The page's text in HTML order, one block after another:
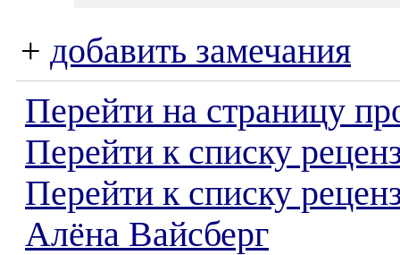
+ добавить замечания
Перейти на страницу
Перейти к списку
Перейти к списку
Алёна Вайсберг